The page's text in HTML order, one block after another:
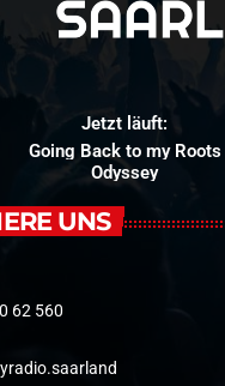
Jetzt läuft:
Going Back to my Roots
Odyssey
UNS
62 560